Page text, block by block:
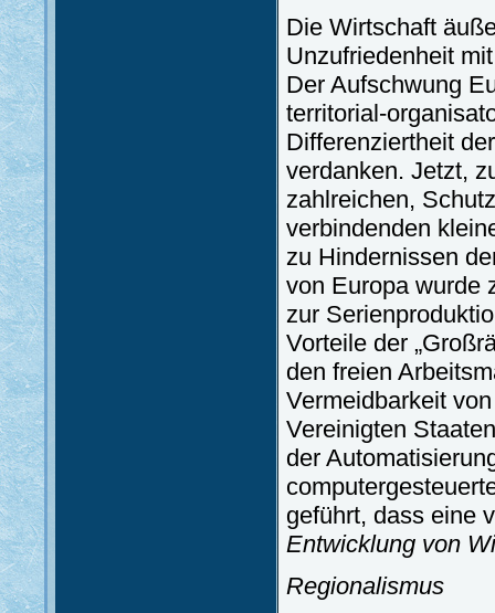
Die Wirtschaft
Unzufriedenheit
Der Aufschwung
territorial-
Differenziertheit
verdanken. Jetzt,
zahlreichen,
verbindenden
zu Hindernissen
von Europa wurde
zur
Vorteile der
den freien
Vermeidbarkeit
Vereinigten
der
geführt, dass eine
Entwicklung von
Regionalismus